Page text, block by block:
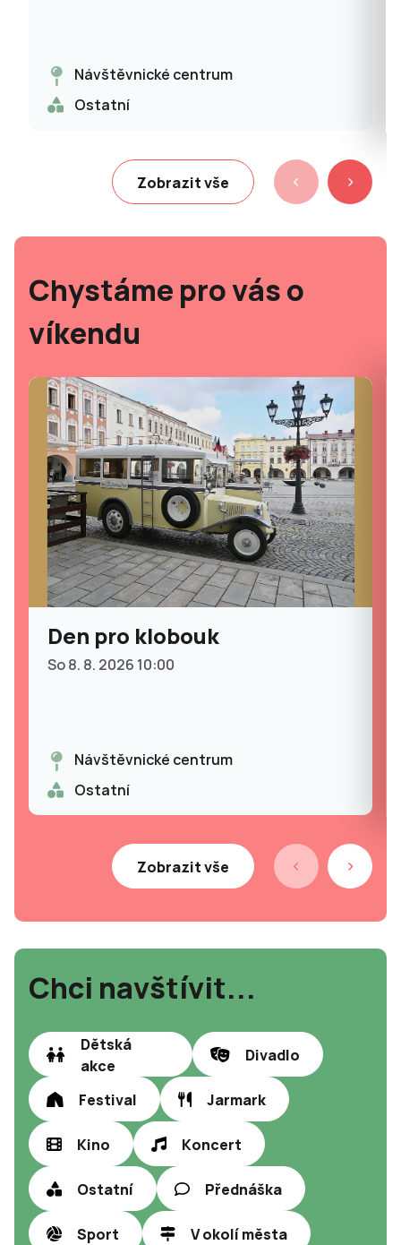
Návštěvnické centrum
Ostatní
Zobrazit vše
Chystáme pro vás o
víkendu
Den pro klobouk
So 8. 8. 2026 10:00
Návštěvnické centrum
Ostatní
Zobrazit vše
Chci navštívit...
Dětská
akce
Divadlo
Festival Jarmark
Kino Koncert
Ostatní Přednáška
Sport V okolí města